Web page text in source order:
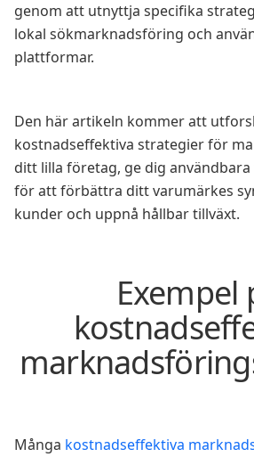
genom att utnyttja specifika
lokal sökmarknadsföring och
plattformar.
Den här artikeln kommer att
kostnadseffektiva strategier för
ditt lilla företag, ge dig
för att förbättra ditt varumärkes
kunder och uppnå hållbar tillväxt.
Exempel
Många kostnadseffektiva